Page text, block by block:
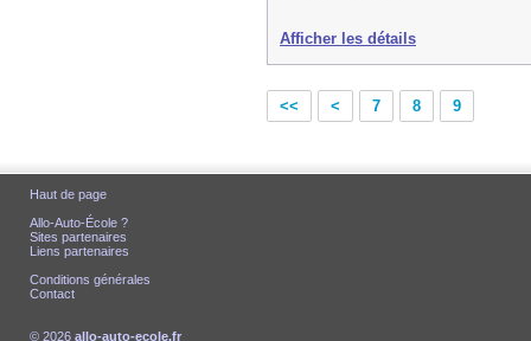
Afficher les détails
<< < 7 8 9
Haut de page
Allo-Auto-École ?
Sites partenaires
Liens partenaires
Conditions générales
Contact
© 2026 allo-auto-ecole.fr